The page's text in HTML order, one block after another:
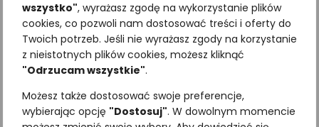
wszystko", wyrażasz zgodę na wykorzystanie plików
cookies, co pozwoli nam dostosować treści i oferty do
Twoich potrzeb. Jeśli nie wyrażasz zgody na korzystanie
z nieistotnych plików cookies, możesz kliknąć
"Odrzucam wszystkie".
Możesz także dostosować swoje preferencje,
wybierając opcję "Dostosuj". W dowolnym momencie
Edukacyjna zabawa
Plastikowa układanka